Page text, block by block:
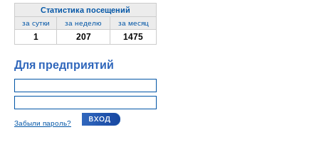
Статистика посещений
за сутки за неделю за месяц
1 207 1475
Для предприятий
Забыли пароль?